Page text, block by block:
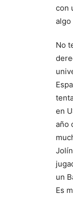
con
algo
No
en
año
un
Es